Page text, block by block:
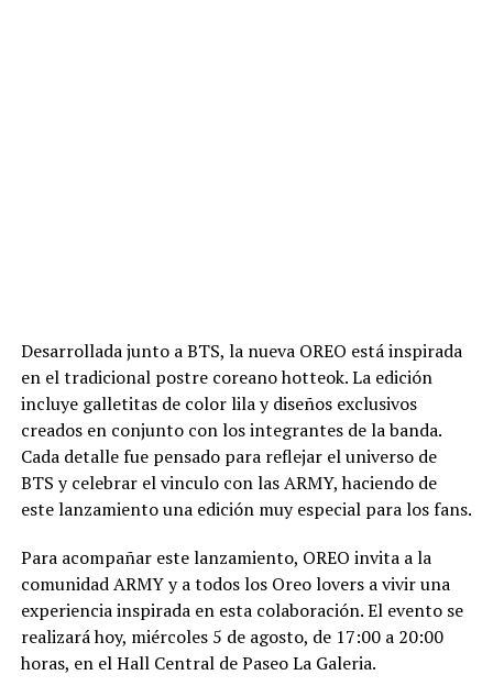
Desarrollada junto a BTS, la nueva OREO está inspirada
en el tradicional postre coreano hotteok. La edición
incluye galletitas de color lila y diseños exclusivos
creados en conjunto con los integrantes de la banda.
Cada detalle fue pensado para reflejar el universo de
BTS y celebrar el vinculo con las ARMY, haciendo de
este lanzamiento una edición muy especial para los fans.
Para acompañar este lanzamiento, OREO invita a la
comunidad ARMY y a todos los Oreo lovers a vivir una
experiencia inspirada en esta colaboración. El evento se
realizará hoy, miércoles 5 de agosto, de 17:00 a 20:00
horas, en el Hall Central de Paseo La Galeria.